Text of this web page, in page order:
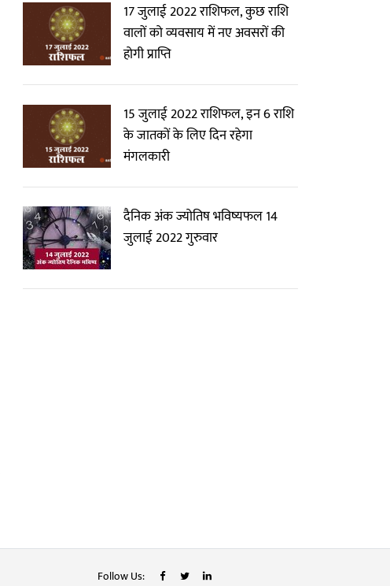
17 जुलाई 2022 राशिफल, कुछ राशि
वालों को व्यवसाय में नए अवसरों की
होगी प्राप्ति
15 जुलाई 2022 राशिफल, इन 6 राशि
के जातकों के लिए दिन रहेगा
मंगलकारी
दैनिक अंक ज्योतिष भविष्यफल 14
जुलाई 2022 गुरुवार
Follow Us: